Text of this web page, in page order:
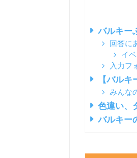
バルキー
回答に
イ
入力フ
【バル
みんな
色違い、
バルキー